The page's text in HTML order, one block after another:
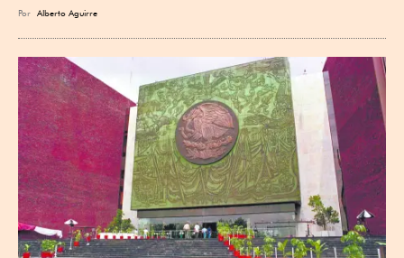
Por Alberto Aguirre